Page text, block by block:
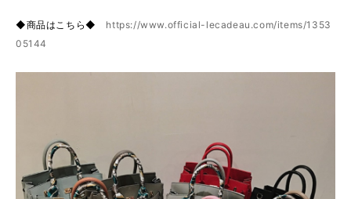
◆商品はこちら◆ https://www.official-lecadeau.com/items/1353
05144